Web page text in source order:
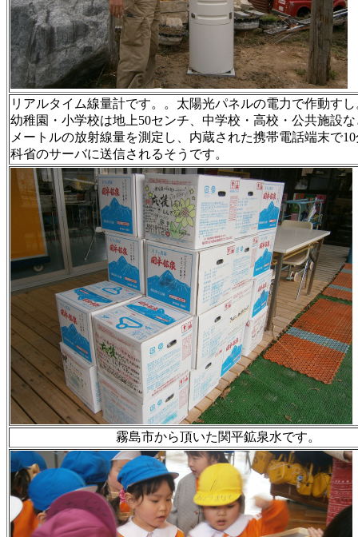
リアルタイム線量計です。。太陽光パネルの電力で作動す
幼稚園・小学校は地上50センチ、中学校・高校・公共施設
メートルの放射線量を測定し、内蔵された携帯電話端末で
科省のサーバに送信されるそうです。
霧島市から頂いた関平鉱泉水です。